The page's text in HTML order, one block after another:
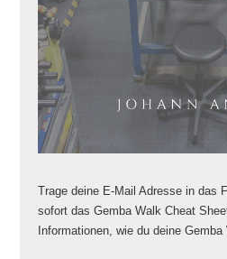
Trage deine E-Mail Adresse in das
sofort das Gemba Walk Cheat
Informationen, wie du deine